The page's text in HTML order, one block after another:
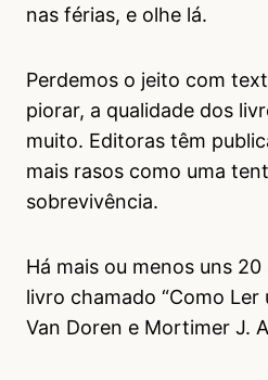
nas férias, e olhe lá.
Perdemos o jeito com
piorar, a qualidade dos
muito. Editoras têm
mais rasos como uma
sobrevivência.
Há mais ou menos uns
livro chamado “Como Ler
Van Doren e Mortimer J.